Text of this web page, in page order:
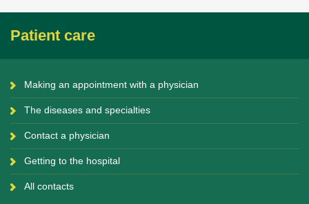
Patient care
Making an appointment with a physician
The diseases and specialties
Contact a physician
Getting to the hospital
All contacts